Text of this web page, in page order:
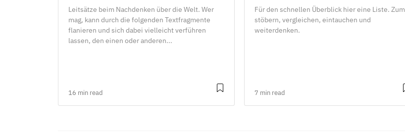
Leitsätze beim Nachdenken über die Welt. Wer
mag, kann durch die folgenden Textfragmente
flanieren und sich dabei vielleicht verführen
lassen, den einen oder anderen...
16 min read
Für den schnellen Überblick hier eine Liste. Zum
stöbern, vergleichen, eintauchen und
weiterdenken.
7 min read